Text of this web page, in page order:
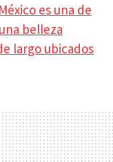
es una de
belleza
largo ubicados